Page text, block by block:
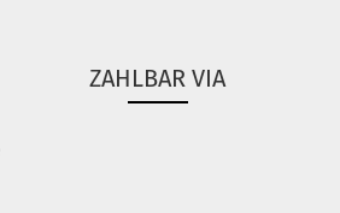
ZAHLBAR VIA